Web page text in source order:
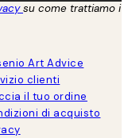
su come trattiamo i
Art Advice
clienti
il tuo ordine
di acquisto